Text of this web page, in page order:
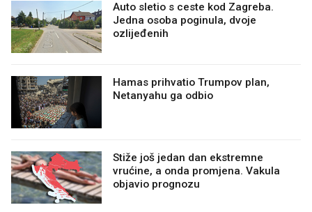
Auto sletio s ceste kod Zagreba.
Jedna osoba poginula, dvoje
ozlijeđenih
Hamas prihvatio Trumpov plan,
Netanyahu ga odbio
Stiže još jedan dan ekstremne
vrućine, a onda promjena. Vakula
objavio prognozu